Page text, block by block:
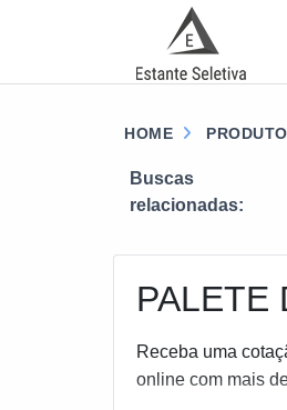
HOME
Buscas
relacionadas:
PALETE
Receba uma
online com mais